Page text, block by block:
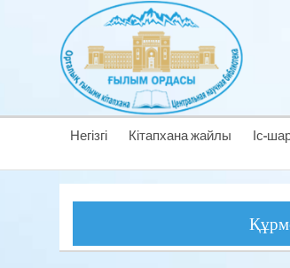
Негізгі Кітапхана жайлы Іс-
Құрметті